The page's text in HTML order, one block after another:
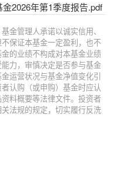
2026年第1季度报告.pdf
金管理人承诺以诚实信用、
保证本基金一定盈利，也不
的业绩不构成对本基金业绩
力，审慎决定是否参与基金
运营状况与基金净值变化引
认购（或申购）基金时应认
料概要等法律文件。投资者
法规的规定，切实履行反洗